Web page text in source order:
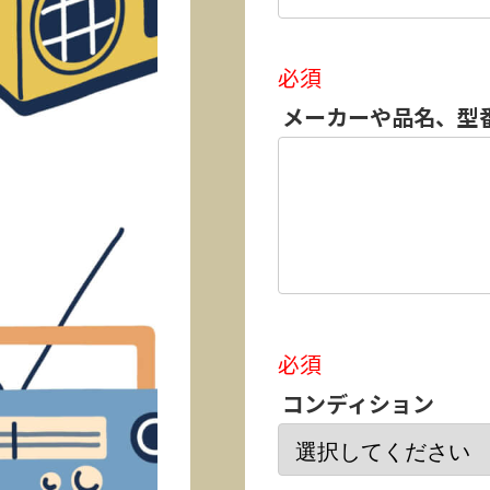
必須
メーカーや品名、型
必須
コンディション